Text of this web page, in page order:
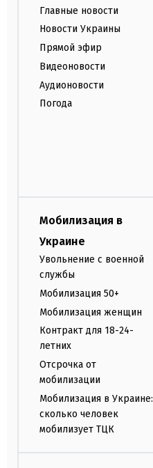
Главные новости
Новости Украины
Прямой эфир
Видеоновости
Аудионовости
Погода
Мобилизация в
Украине
Увольнение с военной
службы
Мобилизация 50+
Мобилизация женщин
Контракт для 18-24-
летних
Отсрочка от
мобилизации
Мобилизация в Украине:
сколько человек
мобилизует ТЦК